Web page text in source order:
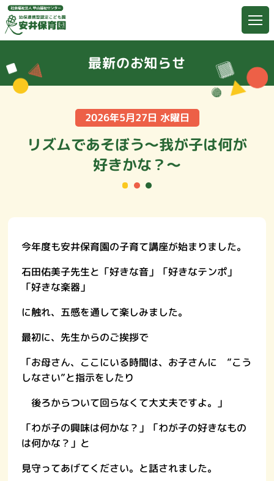
最新のお知らせ
2026年5月27日 水曜日
リズムであそぼう～我が子は何が
好きかな？～
今年度も安井保育園の子育て講座が始まりました。
石田佑美子先生と「好きな音」「好きなテンポ」
「好きな楽器」
に触れ、五感を通して楽しみました。
最初に、先生からのご挨拶で
「お母さん、ここにいる時間は、お子さんに ”こう
しなさい”と指示をしたり
後ろからついて回らなくて大丈夫ですよ。」
「わが子の興味は何かな？」「わが子の好きなもの
は何かな？」と
見守ってあげてください。と話されました。